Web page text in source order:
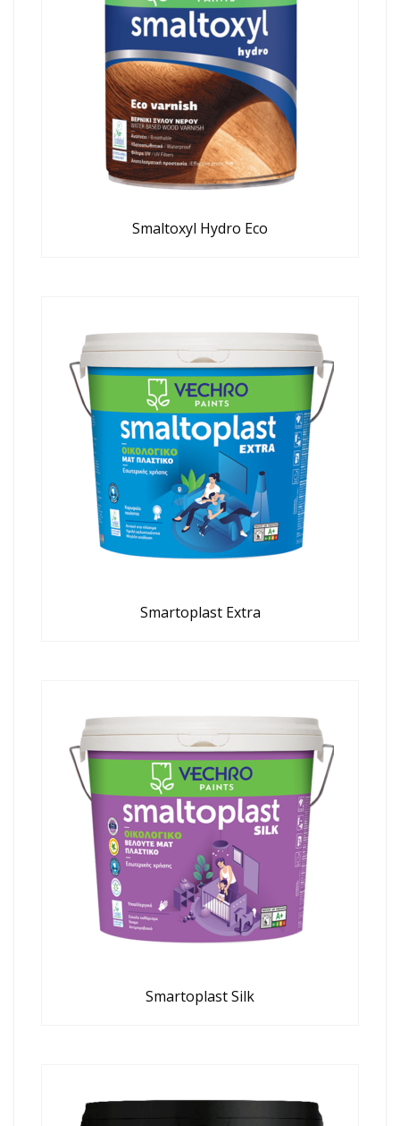
Smaltoxyl Hydro Eco
Smartoplast Extra
Smartoplast Silk